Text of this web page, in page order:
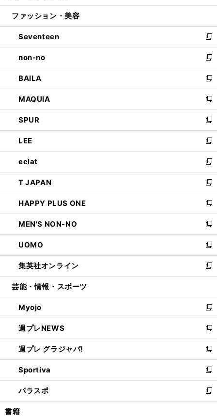
開
ウ
開
く
ン
ウ
で
開
く
ウ
ン
ド
ウ
で
開
く
ファッション・美容
Seventeen
新
し
い
ウ
ィ
ン
ド
ウ
で
開
く
non-no
新
し
い
ウ
ィ
ン
ド
ウ
で
開
く
BAILA
新
し
い
ウ
ィ
ン
ド
ウ
で
開
く
MAQUIA
新
し
い
ウ
ィ
ン
ド
ウ
で
開
く
SPUR
新
し
い
ウ
ィ
ン
ド
ウ
で
開
く
LEE
新
し
い
ウ
ィ
ン
ド
ウ
で
開
く
eclat
新
し
い
ウ
ィ
ン
ド
ウ
で
開
く
T JAPAN
新
し
い
ウ
ィ
ン
ド
ウ
で
開
HAPPY PLUS ONE
新
し
い
ウ
ィ
ン
ド
ウ
開
く
MEN'S NON-NO
新
し
い
ウ
ィ
ン
ウ
で
開
く
UOMO
新
し
い
ウ
ン
ド
ウ
で
開
く
集英社オンライン
新
し
ウ
ィ
ン
ド
ウ
で
開
く
芸能・情報・スポーツ
Myojo
新
し
い
ウ
ィ
ン
ド
ウ
で
開
週プレNEWS
新
し
い
ウ
ィ
ン
ド
ウ
週プレ グラジャパ!
新
し
い
ウ
ィ
ン
Sportiva
新
し
い
ウ
パラスポ
新
し
書籍